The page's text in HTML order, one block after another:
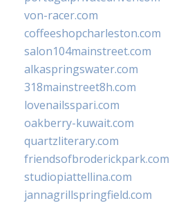
von-racer.com
coffeeshopcharleston.com
salon104mainstreet.com
alkaspringswater.com
318mainstreet8h.com
lovenailsspari.com
oakberry-kuwait.com
quartzliterary.com
friendsofbroderickpark.com
studiopiattellina.com
jannagrillspringfield.com